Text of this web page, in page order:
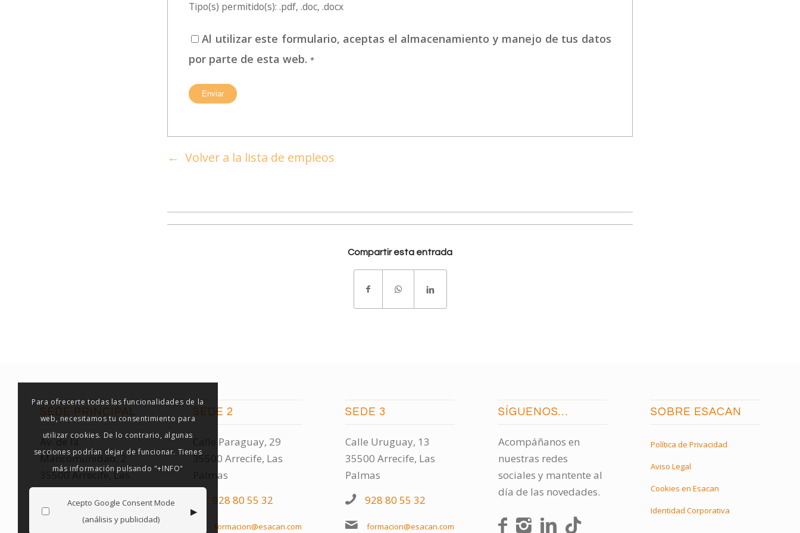
Tipo(s) permitido(s): .pdf, .doc, .docx
Al utilizar este formulario, aceptas el almacenamiento y manejo de tus datos
por parte de esta web. *
Volver a la lista de empleos
Compartir esta entrada
SEDE PRINCIPAL
Av. de la
Mancomunidad, 2
35500 Arrecife, Las
Palmas
928 80 55 32
SEDE 2
Calle Paraguay, 29
35500 Arrecife, Las
Palmas
928 80 55 32
formacion@esacan.com
SEDE 3
Calle Uruguay, 13
35500 Arrecife, Las
Palmas
928 80 55 32
formacion@esacan.com
SÍGUENOS…
Acompáñanos en
nuestras redes
sociales y mantente al
día de las novedades.
SOBRE ESACAN
Política de Privacidad
Aviso Legal
Cookies en Esacan
Identidad Corporativa
Para ofrecerte todas las funcionalidades de la
web, necesitamos tu consentimiento para
utilizar cookies. De lo contrario, algunas
secciones podrían dejar de funcionar. Tienes
más información pulsando "+INFO"
Acepto Google Consent Mode
(análisis y publicidad)
▸